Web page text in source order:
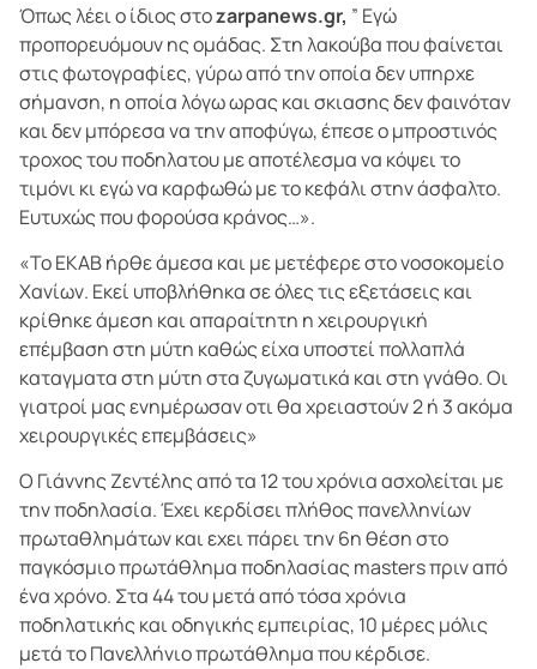
Όπως λέει ο ίδιος στοzarpanews.gr, ” Εγώ
προπορευόμουν ης ομάδας. Στη λακούβα που φαίνεται
στις φωτογραφίες, γύρω από την οποία δεν υπηρχε
σήμανση, η οποία λόγω ωρας και σκιασης δεν φαινόταν
και δεν μπόρεσα να την αποφύγω, έπεσε ο μπροστινός
τροχος του ποδηλατου με αποτέλεσμα να κόψει το
τιμόνι κι εγώ να καρφωθώ με το κεφάλι στην άσφαλτο.
Ευτυχώς που φορούσα κράνος…».
«Το ΕΚΑΒ ήρθε άμεσα και με μετέφερε στο νοσοκομείο
Χανίων. Εκεί υποβλήθηκα σε όλες τις εξετάσεις και
κρίθηκε άμεση και απαραίτητη η χειρουργική
επέμβαση στη μύτη καθώς είχα υποστεί πολλαπλά
καταγματα στη μύτη στα ζυγωματικά και στη γνάθο. Οι
γιατροί μας ενημέρωσαν οτι θα χρειαστούν 2 ή 3 ακόμα
χειρουργικές επεμβάσεις»
Ο Γιάννης Ζεντέλης από τα 12 του χρόνια ασχολείται με
την ποδηλασία. Έχει κερδίσει πλήθος πανελληνίων
πρωταθλημάτων και εχει πάρει την 6η θέση στο
παγκόσμιο πρωτάθλημα ποδηλασίας masters πριν από
ένα χρόνο. Στα 44 του μετά από τόσα χρόνια
ποδηλατικής και οδηγικής εμπειρίας, 10 μέρες μόλις
μετά το Πανελλήνιο πρωτάθλημα που κέρδισε.